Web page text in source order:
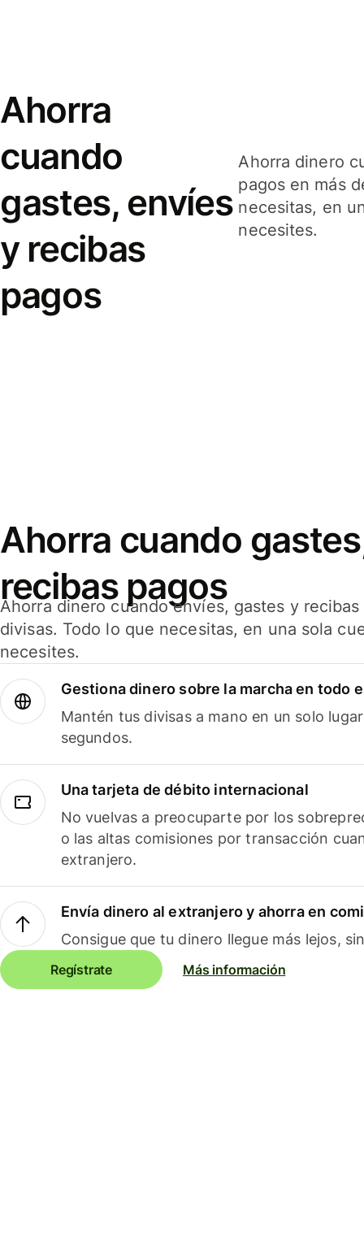
Ahorra
cuando
gastes, envíes
y recibas
pagos
Ahorra dinero
pagos en más
necesitas, en
necesites.
Ahorra cuando
recibas pagos
Ahorra dinero cuando envíes, gastes y
divisas. Todo lo que necesitas, en una sola
necesites.
Gestiona dinero sobre la marcha en todo
Mantén tus divisas a mano en un solo
segundos.
Una tarjeta de débito internacional
No vuelvas a preocuparte por los
o las altas comisiones por transacción
extranjero.
Envía dinero al extranjero y ahorra en
Consigue que tu dinero llegue más lejos,
Regístrate Más información